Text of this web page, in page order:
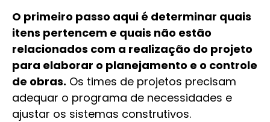
O primeiro passo aqui é determinar quais
itens pertencem e quais não estão
relacionados com a realização do projeto
para elaborar o planejamento e o controle
de obras. Os times de projetos precisam
adequar o programa de necessidades e
ajustar os sistemas construtivos.